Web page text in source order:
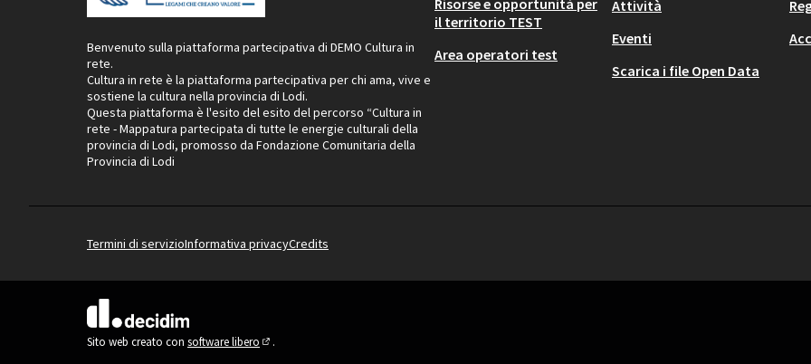
Benvenuto sulla piattaforma partecipativa di DEMO Cultura in
rete.
Cultura in rete è la piattaforma partecipativa per chi ama, vive e
sostiene la cultura nella provincia di Lodi.
Questa piattaforma è l'esito del esito del percorso “Cultura in
rete - Mappatura partecipata di tutte le energie culturali della
provincia di Lodi, promosso da Fondazione Comunitaria della
Provincia di Lodi
Risorse e opportunità per
il territorio TEST
Area operatori test
Attività
Eventi
Scarica i file Open Data
Termini di servizioInformativa privacyCredits
(Collegamento esterno)
Sito web creato con software libero .